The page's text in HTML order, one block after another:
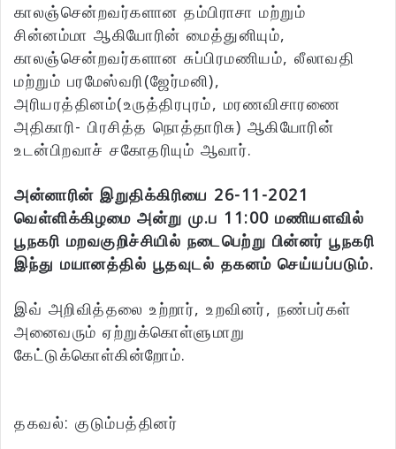
காலஞ்சென்றவர்களான தம்பிராசா மற்றும்
சின்னம்மா ஆகியோரின் மைத்துனியும்,
காலஞ்சென்றவர்களான சுப்பிரமணியம், லீலாவதி
மற்றும் பரமேஸ்வரி(ஜேர்மனி),
அரியரத்தினம்(உருத்திரபுரம், மரணவிசாரணை
அதிகாரி- பிரசித்த நொத்தாரிசு) ஆகியோரின்
உடன்பிறவாச் சகோதரியும் ஆவார்.
அன்னாரின் இறுதிக்கிரியை 26-11-2021
வெள்ளிக்கிழமை அன்று மு.ப 11:00 மணியளவில்
பூநகரி மறவகுறிச்சியில் நடைபெற்று பின்னர் பூநகரி
இந்து மயானத்தில் பூதவுடல் தகனம் செய்யப்படும்.
இவ் அறிவித்தலை உற்றார், உறவினர், நண்பர்கள்
அனைவரும் ஏற்றுக்கொள்ளுமாறு
கேட்டுக்கொள்கின்றோம்.
தகவல்: குடும்பத்தினர்